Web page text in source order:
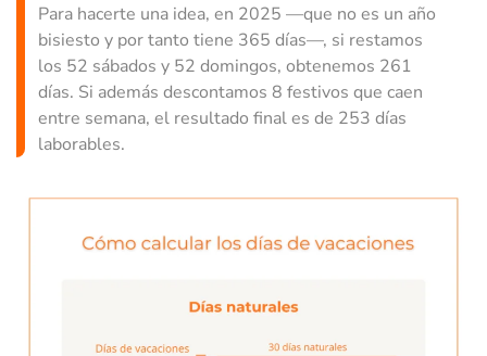
Para hacerte una idea, en 2025 —que no es un año
bisiesto y por tanto tiene 365 días—, si restamos
los 52 sábados y 52 domingos, obtenemos 261
días. Si además descontamos 8 festivos que caen
entre semana, el resultado final es de 253 días
laborables.